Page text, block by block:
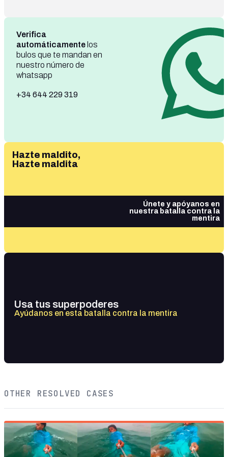
Verifica
automáticamente los
bulos que te mandan en
nuestro número de
whatsapp
+34 644 229 319
Hazte maldito,
Hazte maldita
Únete y apóyanos en
nuestra batalla contra la
mentira
Usa tus superpoderes
Ayúdanos en esta batalla contra la mentira
OTHER RESOLVED CASES